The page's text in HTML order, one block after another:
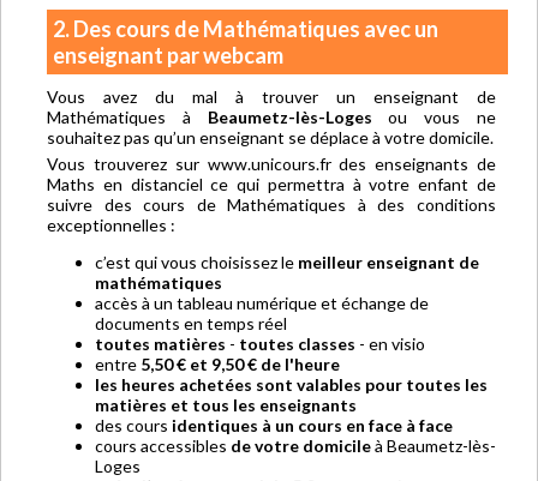
2. Des cours de Mathématiques avec un
enseignant par webcam
Vous avez du mal à trouver un enseignant de
Mathématiques à Beaumetz-lès-Loges ou vous ne
souhaitez pas qu’un enseignant se déplace à votre domicile.
Vous trouverez sur www.unicours.fr des enseignants de
Maths en distanciel ce qui permettra à votre enfant de
suivre des cours de Mathématiques à des conditions
exceptionnelles :
c’est qui vous choisissez le meilleur enseignant de
mathématiques
accès à un tableau numérique et échange de
documents en temps réel
toutes matières - toutes classes - en visio
entre 5,50 € et 9,50 € de l'heure
les heures achetées sont valables pour toutes les
matières et tous les enseignants
des cours identiques à un cours en face à face
cours accessibles de votre domicileà Beaumetz-lès-
Loges